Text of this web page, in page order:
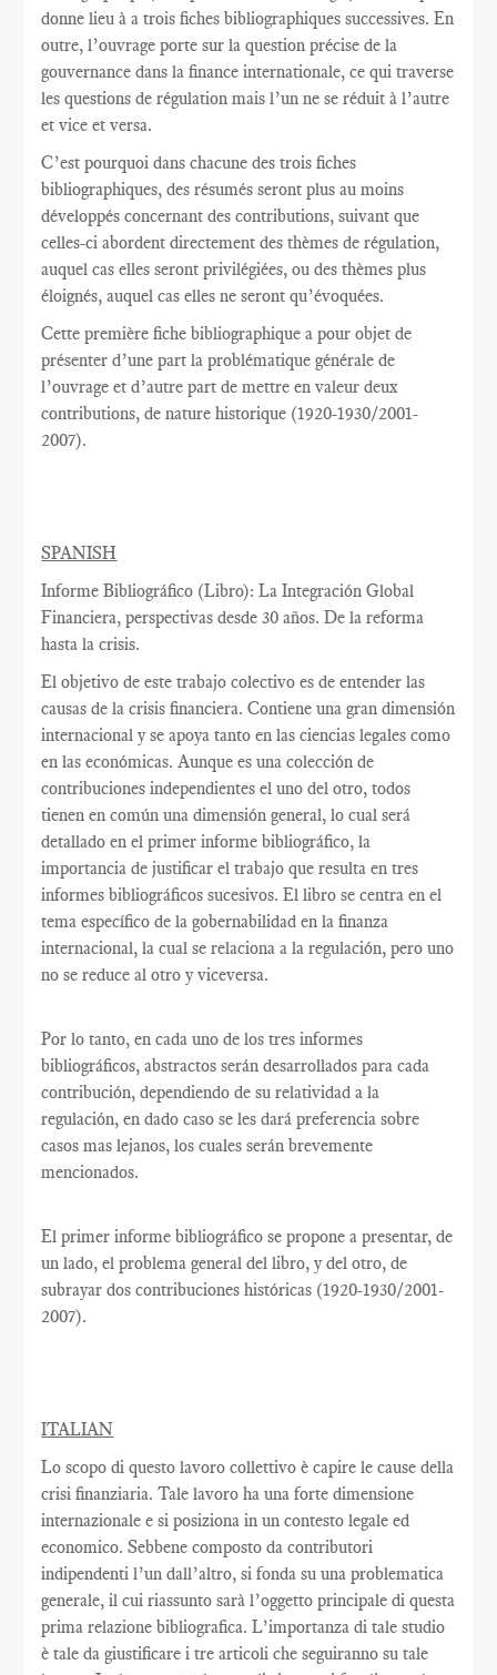
donne lieu à a trois fiches bibliographiques successives. En
outre, l’ouvrage porte sur la question précise de la
gouvernance dans la finance internationale, ce qui traverse
les questions de régulation mais l’un ne se réduit à l’autre
et vice et versa.
C’est pourquoi dans chacune des trois fiches
bibliographiques, des résumés seront plus au moins
développés concernant des contributions, suivant que
celles-ci abordent directement des thèmes de régulation,
auquel cas elles seront privilégiées, ou des thèmes plus
éloignés, auquel cas elles ne seront qu’évoquées.
Cette première fiche bibliographique a pour objet de
présenter d’une part la problématique générale de
l’ouvrage et d’autre part de mettre en valeur deux
contributions, de nature historique (1920-1930/2001-
2007).
SPANISH
Informe Bibliográfico (Libro): La Integración Global
Financiera, perspectivas desde 30 años. De la reforma
hasta la crisis.
El objetivo de este trabajo colectivo es de entender las
causas de la crisis financiera. Contiene una gran dimensión
internacional y se apoya tanto en las ciencias legales como
en las económicas. Aunque es una colección de
contribuciones independientes el uno del otro, todos
tienen en común una dimensión general, lo cual será
detallado en el primer informe bibliográfico, la
importancia de justificar el trabajo que resulta en tres
informes bibliográficos sucesivos. El libro se centra en el
tema específico de la gobernabilidad en la finanza
internacional, la cual se relaciona a la regulación, pero uno
no se reduce al otro y viceversa.
Por lo tanto, en cada uno de los tres informes
bibliográficos, abstractos serán desarrollados para cada
contribución, dependiendo de su relatividad a la
regulación, en dado caso se les dará preferencia sobre
casos mas lejanos, los cuales serán brevemente
mencionados.
El primer informe bibliográfico se propone a presentar, de
un lado, el problema general del libro, y del otro, de
subrayar dos contribuciones históricas (1920-1930/2001-
2007).
ITALIAN
Lo scopo di questo lavoro collettivo è capire le cause della
crisi finanziaria. Tale lavoro ha una forte dimensione
internazionale e si posiziona in un contesto legale ed
economico. Sebbene composto da contributori
indipendenti l’un dall’altro, si fonda su una problematica
generale, il cui riassunto sarà l’oggetto principale di questa
prima relazione bibliografica. L’importanza di tale studio
è tale da giustificare i tre articoli che seguiranno su tale